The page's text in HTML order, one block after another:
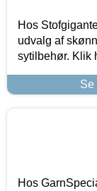
Hos
udvalg af
sytilbehør. Klik
Se
Hos